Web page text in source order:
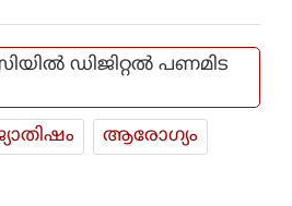
ഡിജിറ്റല്‍ പണമിട
ആരോഗ്യം